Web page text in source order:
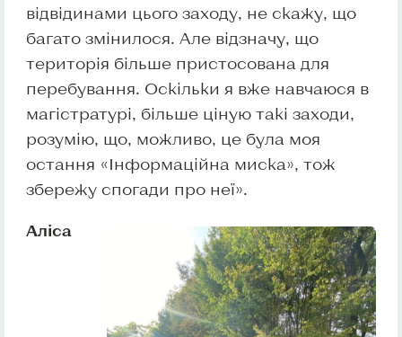
відвідинами цього заходу, не скажу, що
багато змінилося. Але відзначу, що
територія більше пристосована для
перебування. Оскільки я вже навчаюся в
магістратурі, більше ціную такі заходи,
розумію, що, можливо, це була моя
остання «Інформаційна миска», тож
збережу спогади про неї».
Аліса